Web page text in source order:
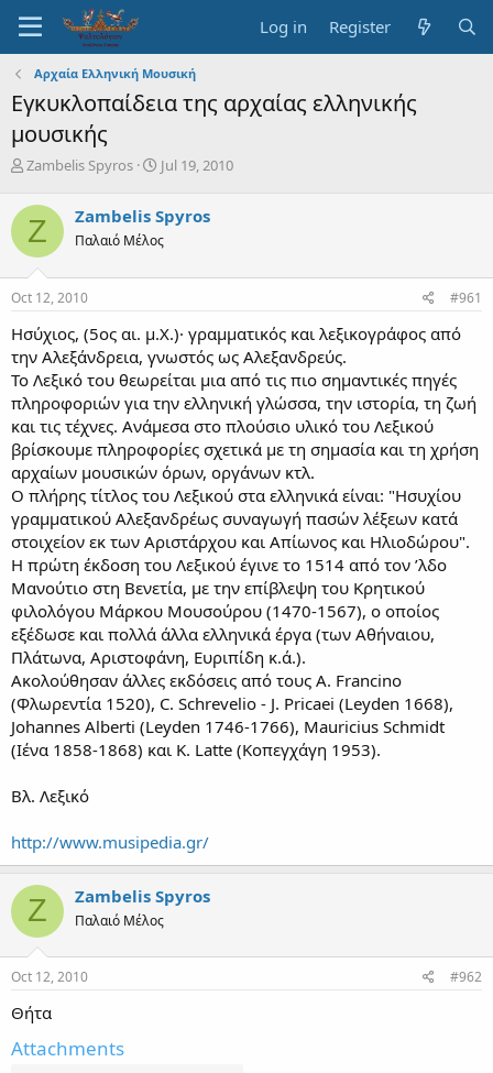
Log in Register
Αρχαία Ελληνική Μουσική
Εγκυκλοπαίδεια της αρχαίας ελληνικής
μουσικής
T
r
e
a
d
s
t
r
t
e
r
Zambelis Spyros
S
r
t
a
Jul 19, 2010
Z Zambelis Spyros
Παλαιό Μέλος
Oct 12, 2010 #961
Ησύχιος, (5ος αι. μ.Χ.)· γραμματικός και λεξικογράφος από
την Αλεξάνδρεια, γνωστός ως Αλεξανδρεύς.
Το Λεξικό του θεωρείται μια από τις πιο σημαντικές πηγές
πληροφοριών για την ελληνική γλώσσα, την ιστορία, τη ζωή
και τις τέχνες. Ανάμεσα στο πλούσιο υλικό του Λεξικού
βρίσκουμε πληροφορίες σχετικά με τη σημασία και τη χρήση
αρχαίων μουσικών όρων, οργάνων κτλ.
Ο πλήρης τίτλος του Λεξικού στα ελληνικά είναι: "Ησυχίου
γραμματικού Αλεξανδρέως συναγωγή πασών λέξεων κατά
στοιχείον εκ των Αριστάρχου και Απίωνος και Ηλιοδώρου".
Η πρώτη έκδοση του Λεξικού έγινε το 1514 από τον ’λδο
Μανούτιο στη Βενετία, με την επίβλεψη του Κρητικού
φιλολόγου Μάρκου Μουσούρου (1470-1567), ο οποίος
εξέδωσε και πολλά άλλα ελληνικά έργα (των Αθήναιου,
Πλάτωνα, Αριστοφάνη, Ευριπίδη κ.ά.).
Ακολούθησαν άλλες εκδόσεις από τους Α. Francino
(Φλωρεντία 1520), C. Schrevelio - J. Pricaei (Leyden 1668),
Johannes Alberti (Leyden 1746-1766), Mauricius Schmidt
(Ιένα 1858-1868) και Κ. Latte (Κοπεγχάγη 1953).
Βλ. Λεξικό
http://www.musipedia.gr/
Z Zambelis Spyros
Παλαιό Μέλος
Oct 12, 2010 #962
Θήτα
Attachments